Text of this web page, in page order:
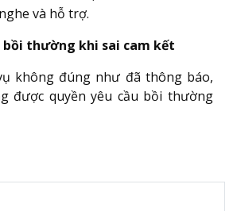
và hỗ trợ.
bồi thường khi sai cam kết
không đúng như đã thông báo,
được quyền yêu cầu bồi thường